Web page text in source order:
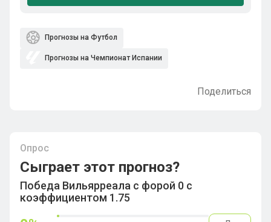
Прогнозы на Футбол
Прогнозы на Чемпионат Испании
Поделиться
Опрос
Сыграет этот прогноз?
Победа Вильярреала с форой 0 с
коэффициентом 1.75